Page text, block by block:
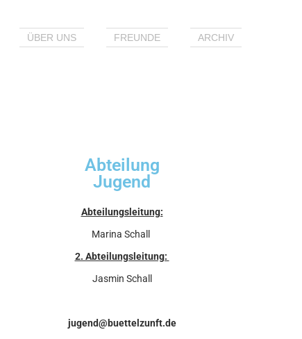
ÜBER UNS FREUNDE ARCHIV
Abteilung
Jugend
Abteilungsleitung:
Marina Schall
2. Abteilungsleitung:
Jasmin Schall
jugend@buettelzunft.de